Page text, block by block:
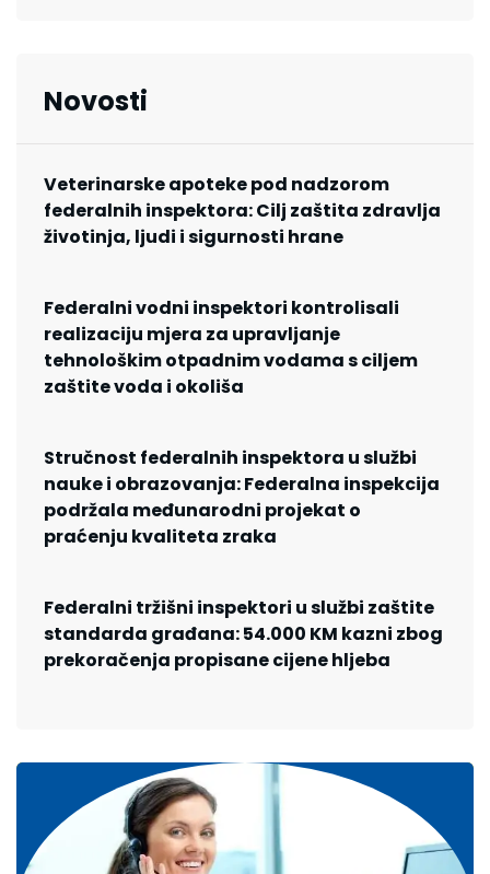
Novosti
Veterinarske apoteke pod nadzorom
federalnih inspektora: Cilj zaštita zdravlja
životinja, ljudi i sigurnosti hrane
Federalni vodni inspektori kontrolisali
realizaciju mjera za upravljanje
tehnološkim otpadnim vodama s ciljem
zaštite voda i okoliša
Stručnost federalnih inspektora u službi
nauke i obrazovanja: Federalna inspekcija
podržala međunarodni projekat o
praćenju kvaliteta zraka
Federalni tržišni inspektori u službi zaštite
standarda građana: 54.000 KM kazni zbog
prekoračenja propisane cijene hljeba